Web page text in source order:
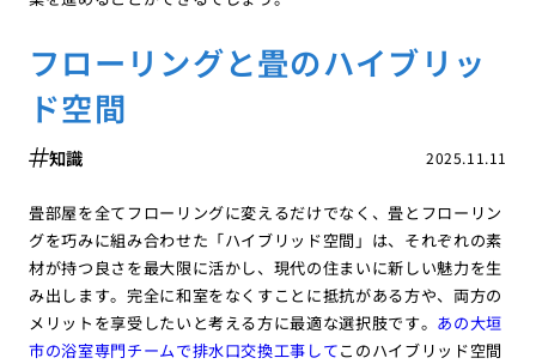
フローリングと畳のハイブリッ
ド空間
2025.11.11
知識
畳部屋を全てフローリングに変えるだけでなく、畳とフローリン
グを巧みに組み合わせた「ハイブリッド空間」は、それぞれの素
材が持つ良さを最大限に活かし、現代の住まいに新しい魅力を生
み出します。完全に和室をなくすことに抵抗がある方や、両方の
メリットを享受したいと考える方に最適な選択肢です。 あの大垣
市の浴室専門チームで排水口交換工事してこのハイブリッド空間